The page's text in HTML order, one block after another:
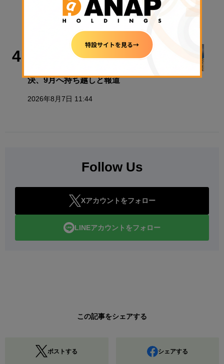
わる、税金も変わる
4
決、9月へ持ち越しと報道
2026年8月7日 11:44
Follow Us
Xアカウントをフォロー
LINEアカウントをフォロー
この記事をシェアする
ポストする シェアする